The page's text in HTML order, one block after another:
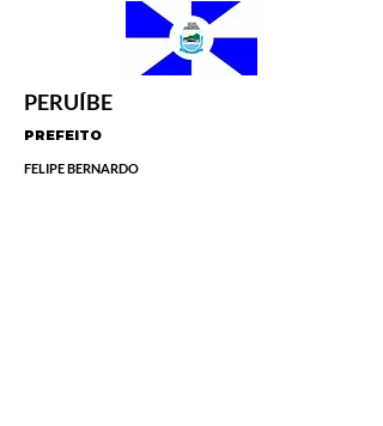
PERUÍBE
PREFEITO
FELIPE BERNARDO